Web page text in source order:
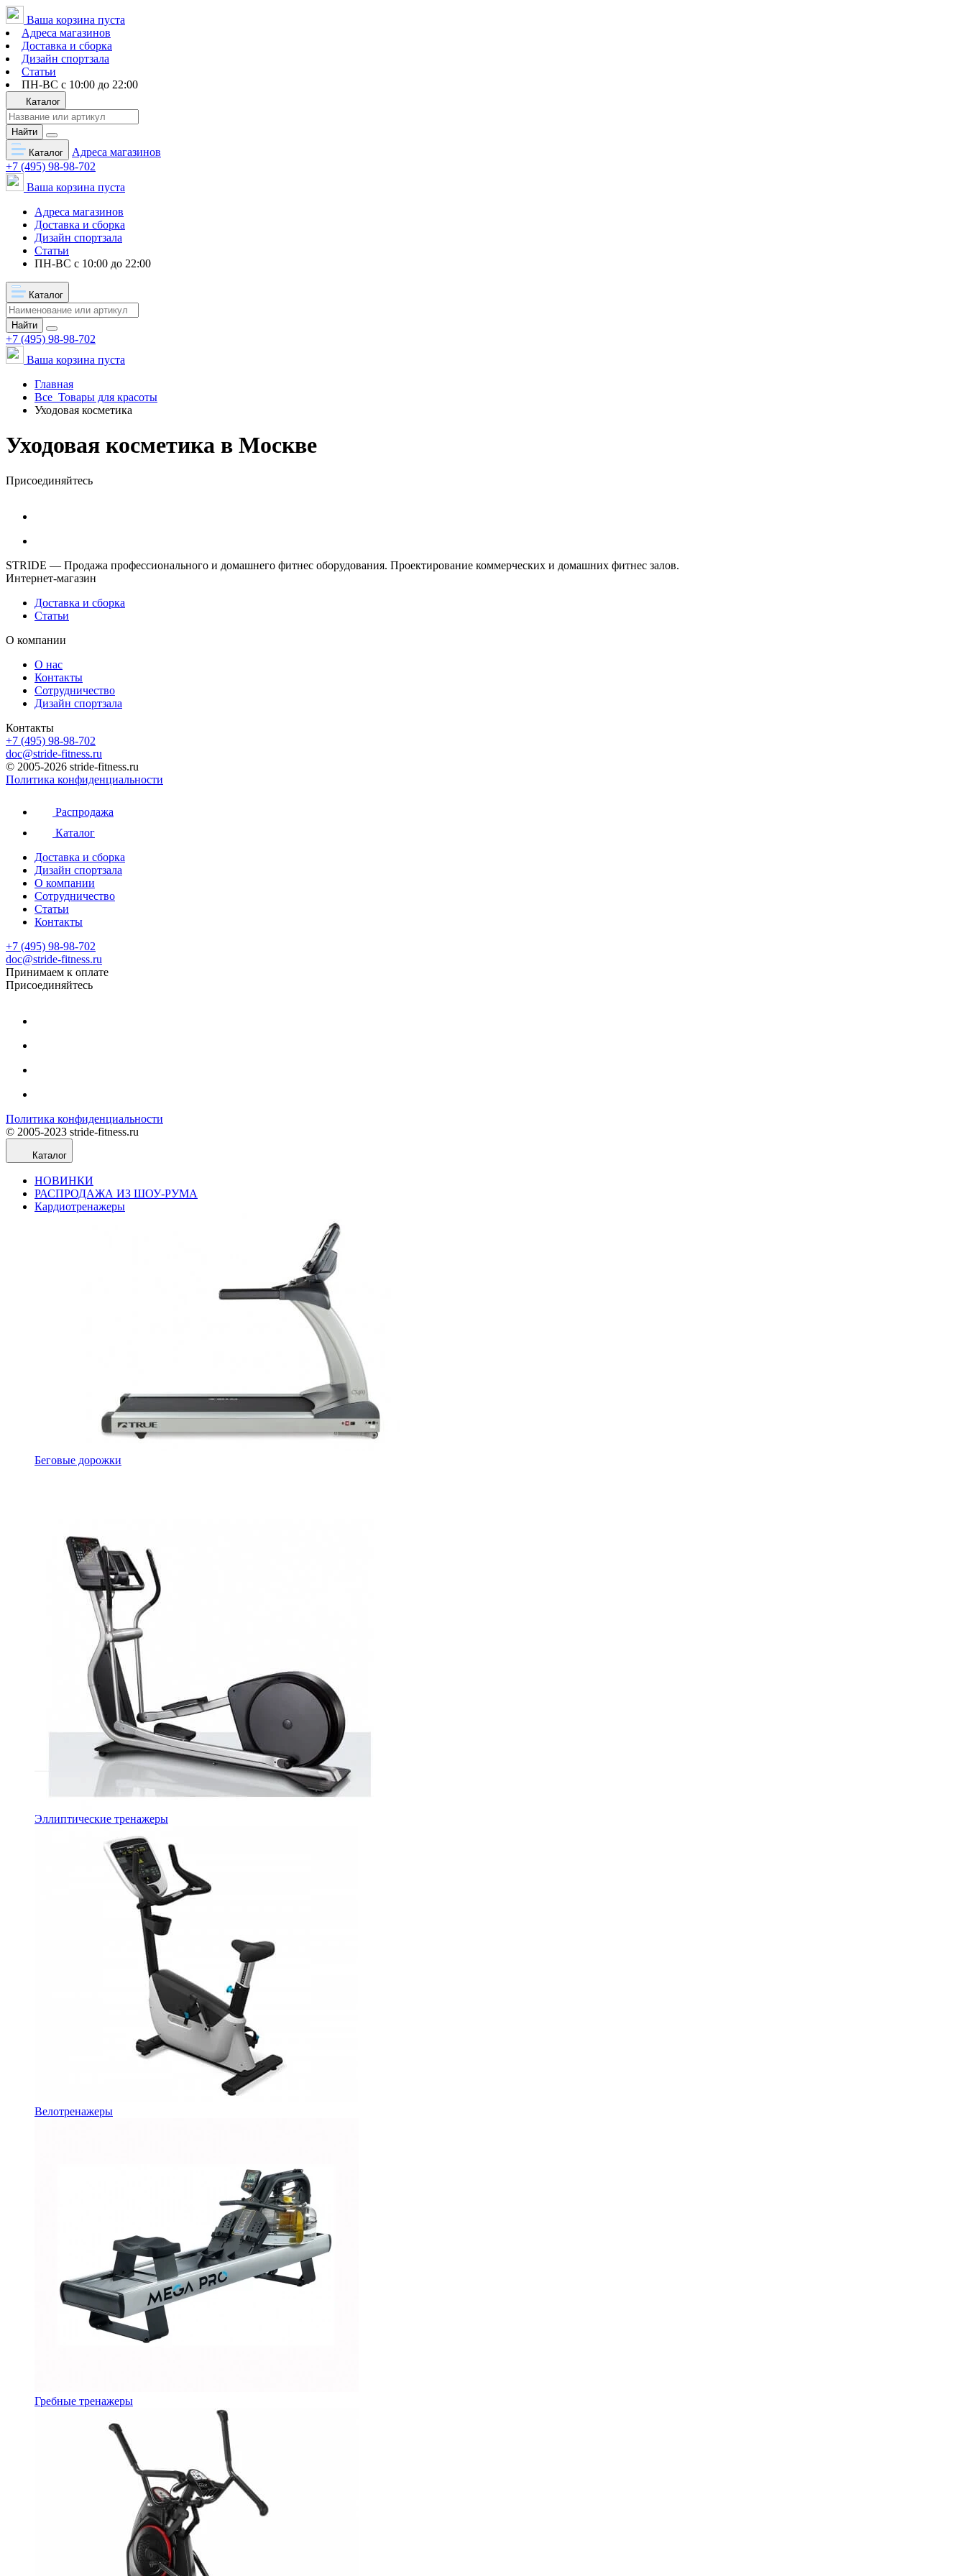
Ваша корзина пуста
Адреса магазинов
Доставка и сборка
Дизайн спортзала
Статьи
ПН-ВС с 10:00 до 22:00
Каталог
Найти
Каталог
Адреса магазинов
+7 (495) 98-98-702
Ваша корзина пуста
Адреса магазинов
Доставка и сборка
Дизайн спортзала
Статьи
ПН-ВС с 10:00 до 22:00
Каталог
Найти
+7 (495) 98-98-702
Ваша корзина пуста
Главная
Все Товары для красоты
Уходовая косметика
Уходовая косметика в Москве
Присоединяйтесь
STRIDE — Продажа профессионального и домашнего фитнес оборудования. Проектирование коммерческих и домашних фитнес залов.
Интернет-магазин
Доставка и сборка
Статьи
О компании
О нас
Контакты
Сотрудничество
Дизайн спортзала
Контакты
+7 (495) 98-98-702
doc@stride-fitness.ru
© 2005-2026 stride-fitness.ru
Политика конфиденциальности
Распродажа
Каталог
Доставка и сборка
Дизайн спортзала
О компании
Сотрудничество
Статьи
Контакты
+7 (495) 98-98-702
doc@stride-fitness.ru
Принимаем к оплате
Присоединяйтесь
Политика конфиденциальности
© 2005-2023 stride-fitness.ru
Каталог
НОВИНКИ
РАСПРОДАЖА ИЗ ШОУ-РУМА
Кардиотренажеры
Беговые дорожки
Эллиптические тренажеры
Велотренажеры
Гребные тренажеры